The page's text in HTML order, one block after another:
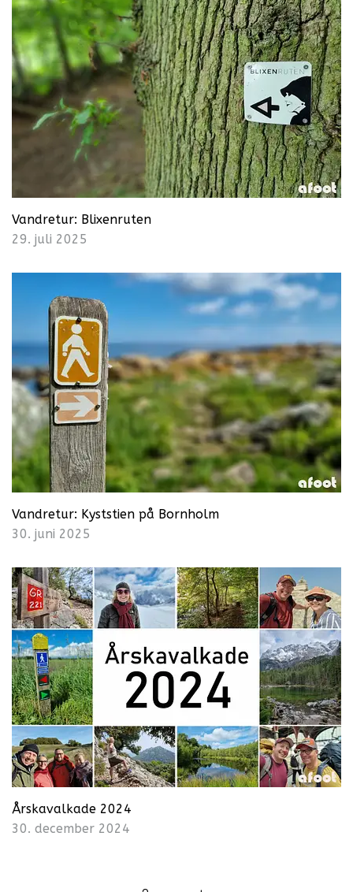
Vandretur: Blixenruten
29. juli 2025
Vandretur: Kyststien på Bornholm
30. juni 2025
Årskavalkade 2024
30. december 2024